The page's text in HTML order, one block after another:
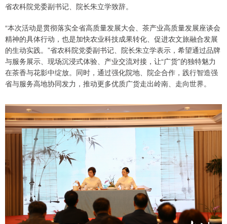
省农科院党委副书记、院长朱立学致辞。
“本次活动是贯彻落实全省高质量发展大会、茶产业高质量发展座谈会
精神的具体行动，也是加快农业科技成果转化、促进农文旅融合发展
的生动实践。”省农科院党委副书记、院长朱立学表示，希望通过品牌
与服务展示、现场沉浸式体验、产业交流对接，让“广货”的独特魅力
在茶香与花影中绽放。同时，通过强化院地、院企合作，践行智造强
省与服务高地协同发力，推动更多优质广货走出岭南、走向世界。